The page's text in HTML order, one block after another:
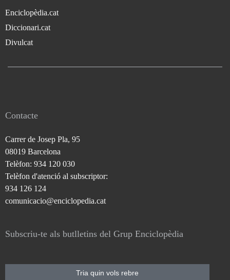
Enciclopèdia.cat
Diccionari.cat
Divulcat
Contacte
Carrer de Josep Pla, 95
08019 Barcelona
Telèfon: 934 120 030
Telèfon d'atenció al subscriptor:
934 126 124
comunicacio@enciclopedia.cat
Subscriu-te als butlletins del Grup Enciclopèdia
Tria quin vols rebre